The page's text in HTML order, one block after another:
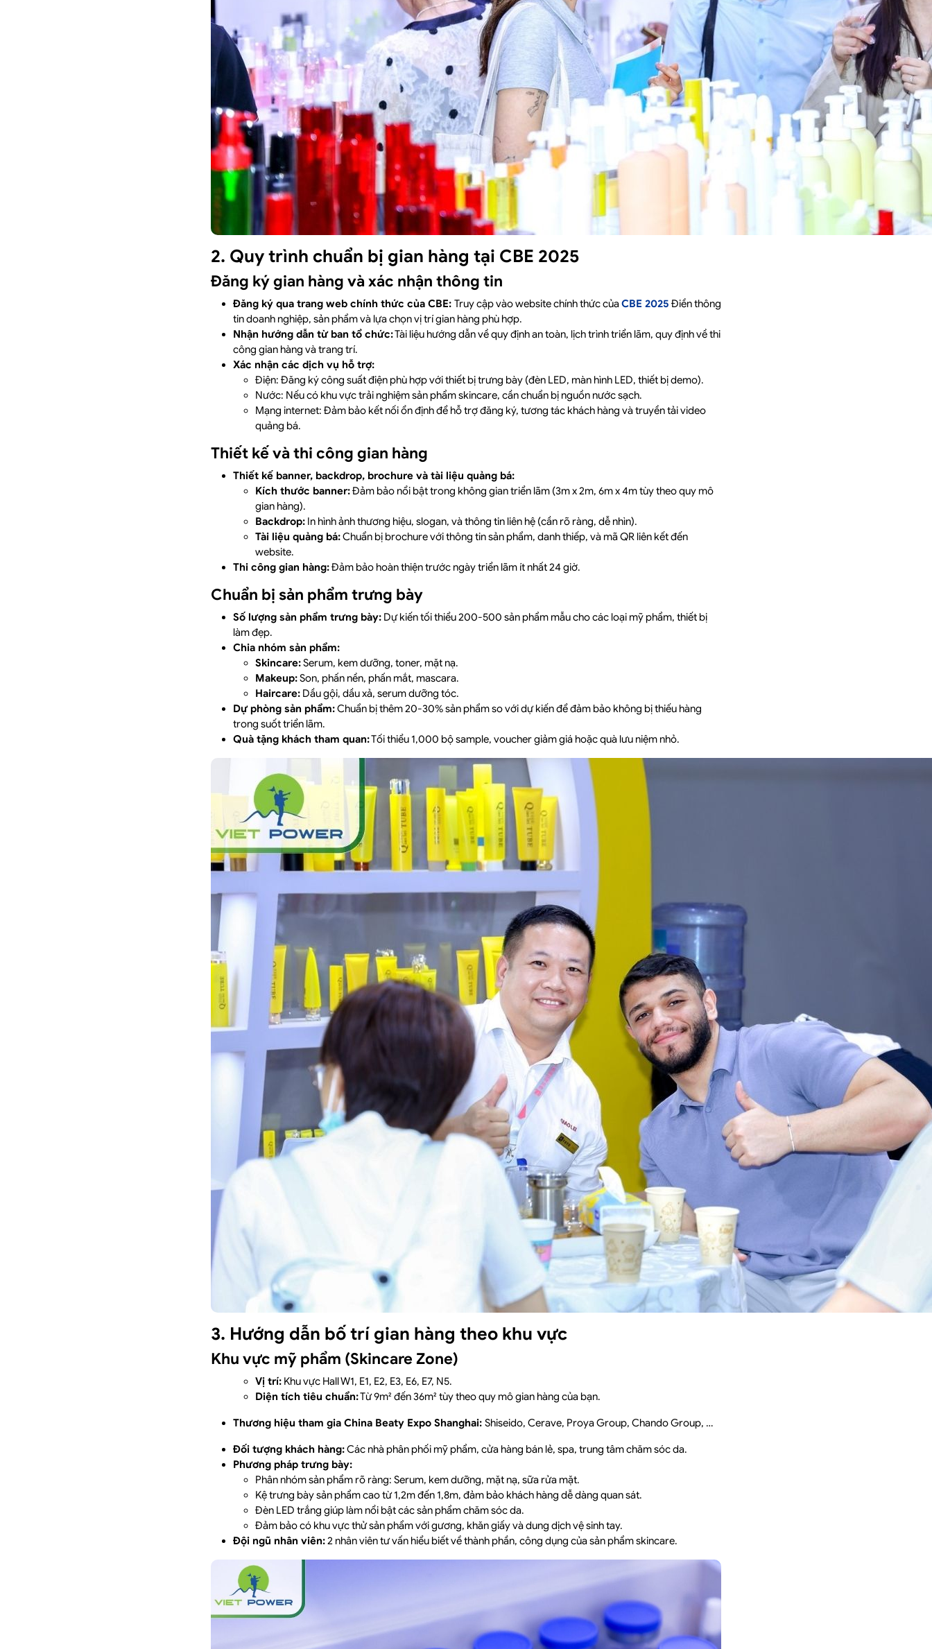
2. Quy trình chuẩn bị gian hàng tại CBE 2025
Đăng ký gian hàng và xác nhận thông tin
Đăng ký qua trang web chính thức của CBE: Truy cập vào website chính thức củaCBE 2025 Điền thông
tin doanh nghiệp, sản phẩm và lựa chọn vị trí gian hàng phù hợp.
Nhận hướng dẫn từ ban tổ chức:Tài liệu hướng dẫn về quy định an toàn, lịch trình triển lãm, quy định về thi
công gian hàng và trang trí.
Xác nhận các dịch vụ hỗ trợ:
Điện: Đăng ký công suất điện phù hợp với thiết bị trưng bày (đèn LED, màn hình LED, thiết bị demo).
Nước: Nếu có khu vực trải nghiệm sản phẩm skincare, cần chuẩn bị nguồn nước sạch.
Mạng internet: Đảm bảo kết nối ổn định để hỗ trợ đăng ký, tương tác khách hàng và truyền tải video
quảng bá.
Thiết kế và thi công gian hàng
Thiết kế banner, backdrop, brochure và tài liệu quảng bá:
Kích thước banner:Đảm bảo nổi bật trong không gian triển lãm (3m x 2m, 6m x 4m tùy theo quy mô
gian hàng).
Backdrop: In hình ảnh thương hiệu, slogan, và thông tin liên hệ (cần rõ ràng, dễ nhìn).
Tài liệu quảng bá:Chuẩn bị brochure với thông tin sản phẩm, danh thiếp, và mã QR liên kết đến
website.
Thi công gian hàng:Đảm bảo hoàn thiện trước ngày triển lãm ít nhất 24 giờ.
Chuẩn bị sản phẩm trưng bày
Số lượng sản phẩm trưng bày: Dự kiến tối thiểu 200-500 sản phẩm mẫu cho các loại mỹ phẩm, thiết bị
làm đẹp.
Chia nhóm sản phẩm:
Skincare:Serum, kem dưỡng, toner, mặt nạ.
Makeup:Son, phấn nền, phấn mắt, mascara.
Haircare: Dầu gội, dầu xả, serum dưỡng tóc.
Dự phòng sản phẩm:Chuẩn bị thêm 20-30% sản phẩm so với dự kiến để đảm bảo không bị thiếu hàng
trong suốt triển lãm.
Quà tặng khách tham quan:Tối thiểu 1,000 bộ sample, voucher giảm giá hoặc quà lưu niệm nhỏ.
3. Hướng dẫn bố trí gian hàng theo khu vực
Khu vực mỹ phẩm (Skincare Zone)
Vị trí: Khu vực Hall W1, E1, E2, E3, E6, E7, N5.
Diện tích tiêu chuẩn:Từ 9m² đến 36m² tùy theo quy mô gian hàng của bạn.
Thương hiệu tham gia China Beaty Expo Shanghai: Shiseido, Cerave, Proya Group, Chando Group, …
Đối tượng khách hàng:Các nhà phân phối mỹ phẩm, cửa hàng bán lẻ, spa, trung tâm chăm sóc da.
Phương pháp trưng bày:
Phân nhóm sản phẩm rõ ràng: Serum, kem dưỡng, mặt nạ, sữa rửa mặt.
Kệ trưng bày sản phẩm cao từ 1,2m đến 1,8m, đảm bảo khách hàng dễ dàng quan sát.
Đèn LED trắng giúp làm nổi bật các sản phẩm chăm sóc da.
Đảm bảo có khu vực thử sản phẩm với gương, khăn giấy và dung dịch vệ sinh tay.
Đội ngũ nhân viên:2 nhân viên tư vấn hiểu biết về thành phần, công dụng của sản phẩm skincare.